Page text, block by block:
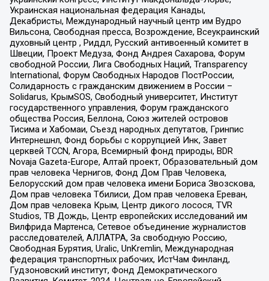
Украинская национальная федерация Канады,
Декабристы, Международный научный центр им Вудро
Вильсона, Свободная пресса, Возрождение, Всеукраинский
духовный центр , Риддл, Русский антивоенный комитет в
Швеции, Проект Медуза, Фонд Андрея Сахарова, Форум
свободной России, Лига Свободных Наций, Transparеncy
International, Форум Свободных Народов ПостРоссии,
Солидарность с гражданским движением в России –
Solidarus, КрымSOS, Свободный университет, Институт
государственного управления, Форум гражданского
общества Россия, Беллона, Союз жителей островов
Тисима и Хабомаи, Съезд народных депутатов, Гринпис
Интернешнл, Фонд борьбы с коррупцией Инк, Завет
церквей TCCN, Агора, Всемирный фонд природы, BDR
Novaja Gazeta-Europe, Алтай проект, Образовательный дом
прав человека Чернигов, Фонд Дом Прав Человека,
Белорусский дом прав человека имени Бориса Звозскова,
Дом прав человека Тбилиси, Дом прав человека Ереван,
Дом прав человека Крым, Центр дикого лосося, TVR
Studios, ТВ Дождь, Центр европейских исследований им
Вилфрида Мартенса, Сетевое объединение журналистов
расследователей, АЛЛАТРА, За свободную Россию,
Свободная Бурятия, Uralic, UnKremlin, Международная
федерация транспортных рабочих, ИстЧам Финланд,
Гудзоновский институт, Фонд Демократического